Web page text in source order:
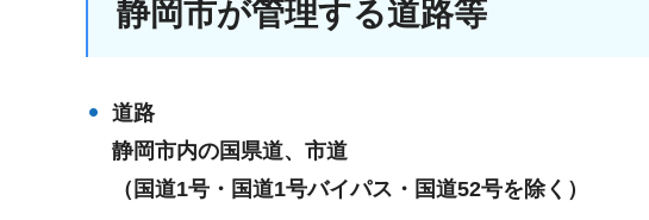
静岡市が管理する道路等
道路
静岡市内の国県道、市道
（国道1号・国道1号バイパス・国道52号を除く）